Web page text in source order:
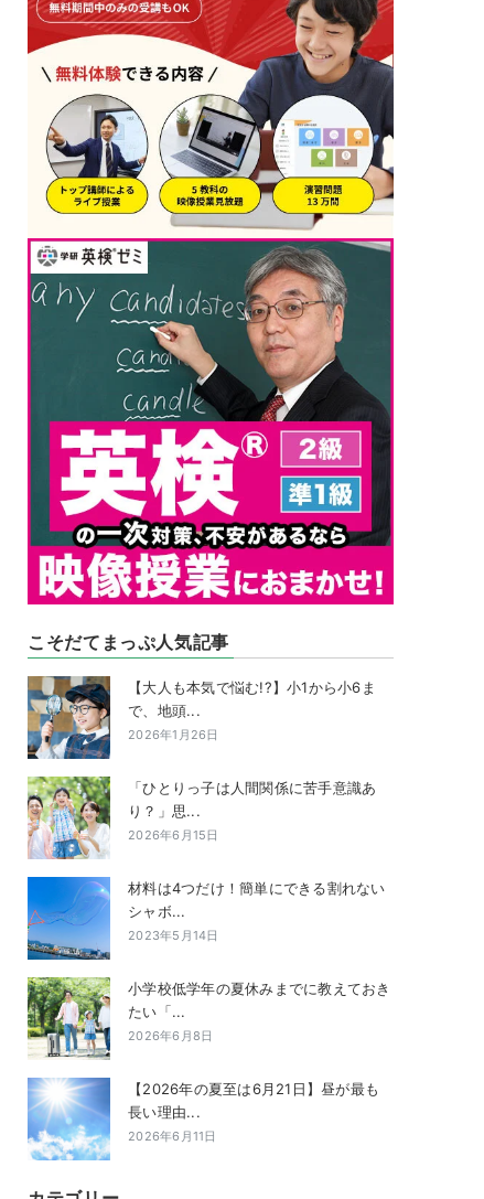
こそだてまっぷ人気記事
【大人も本気で悩む!?】小1から小6ま
で、地頭...
2026年1月26日
「ひとりっ子は人間関係に苦手意識あ
り？」思...
2026年6月15日
材料は4つだけ！簡単にできる割れない
シャボ...
2023年5月14日
小学校低学年の夏休みまでに教えておき
たい「...
2026年6月8日
【2026年の夏至は6月21日】昼が最も
長い理由...
2026年6月11日